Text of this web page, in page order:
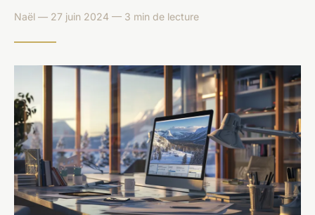
Naël — 27 juin 2024 — 3 min de lecture